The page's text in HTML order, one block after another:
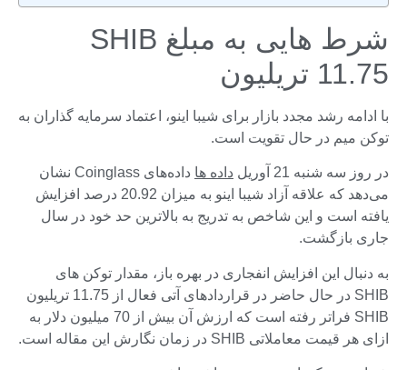
شرط هایی به مبلغ SHIB
11.75 تریلیون
با ادامه رشد مجدد بازار برای شیبا اینو، اعتماد سرمایه گذاران به
توکن میم در حال تقویت است.
در روز سه شنبه 21 آوریل داده ها
داده‌های Coinglass نشان
می‌دهد که علاقه آزاد شیبا اینو به میزان 20.92 درصد افزایش
یافته است و این شاخص به تدریج به بالاترین حد خود در سال
جاری بازگشت.
به دنبال این افزایش انفجاری در بهره باز، مقدار توکن های
SHIB در حال حاضر در قراردادهای آتی فعال از 11.75 تریلیون
SHIB فراتر رفته است که ارزش آن بیش از 70 میلیون دلار به
ازای هر قیمت معاملاتی SHIB در زمان نگارش این مقاله است.